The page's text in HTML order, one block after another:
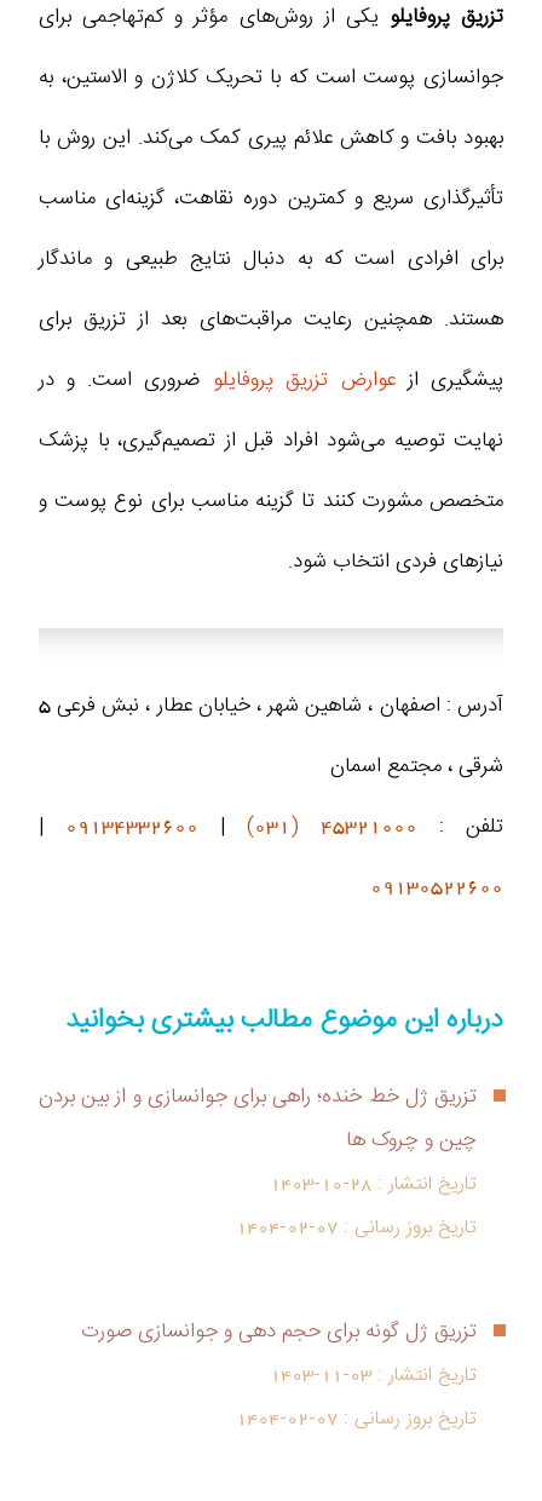
تزریق پروفایلو یکی از روش‌های مؤثر و کم‌تهاجمی برای
جوانسازی پوست است که با تحریک کلاژن و الاستین، به
بهبود بافت و کاهش علائم پیری کمک می‌کند. این روش با
تأثیرگذاری سریع و کمترین دوره نقاهت، گزینه‌ای مناسب
برای افرادی است که به دنبال نتایج طبیعی و ماندگار
هستند. همچنین رعایت مراقبت‌های بعد از تزریق برای
پیشگیری ازعوارض تزریق پروفایلو ضروری است. و در
نهایت توصیه می‌شود افراد قبل از تصمیم‌گیری، با پزشک
متخصص مشورت کنند تا گزینه مناسب برای نوع پوست و
نیازهای فردی انتخاب شود.
آدرس : اصفهان ، شاهین شهر ، خیابان عطار ، نبش فرعی 5
شرقی ، مجتمع اسمان
تلفن : 45321000 (031)
|
09134332600
|
09130522600
درباره این موضوع مطالب بیشتری بخوانید
تزریق ژل خط خنده؛ راهی برای جوانسازی و از بین بردن
چین و چروک ها
تاریخ انتشار : 1403-10-28
تاریخ بروز رسانی : 1404-02-07
تزریق ژل گونه برای حجم دهی و جوانسازی صورت
تاریخ انتشار : 1403-11-03
تاریخ بروز رسانی : 1404-02-07